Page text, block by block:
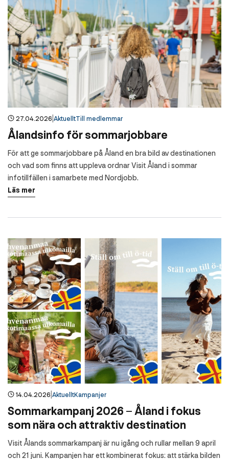
27.04.2026 AktuelltTill medlemmar
Ålandsinfo för sommarjobbare
För att ge sommarjobbare på Åland en bra bild av destinationen
och vad som finns att uppleva ordnar Visit Åland i sommar
infotillfällen i samarbete med Nordjobb.
Läs mer
14.04.2026 AktuelltKampanjer
Sommarkampanj 2026 – Åland i fokus
som nära och attraktiv destination
Visit Ålands sommarkampanj är nu igång och rullar mellan 9 april
och 21 juni. Kampanjen har ett kombinerat fokus: att stärka bilden